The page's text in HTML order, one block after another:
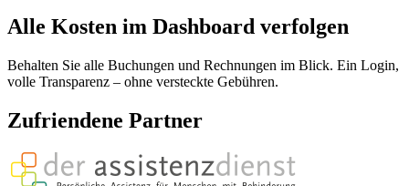
Alle Kosten im Dashboard verfolgen
Behalten Sie alle Buchungen und Rechnungen im Blick. Ein Login,
volle Transparenz – ohne versteckte Gebühren.
Zufriendene Partner